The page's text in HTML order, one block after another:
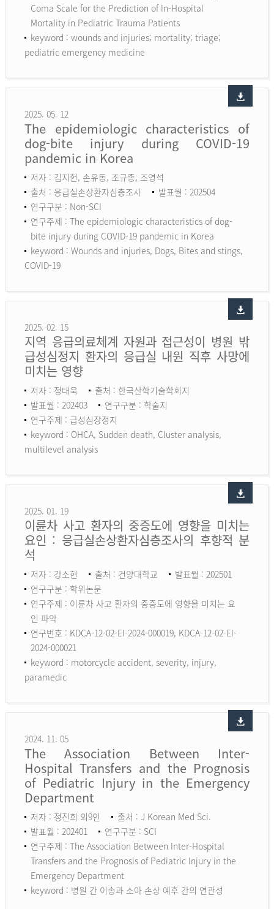
Coma Scale for the Prediction of In-Hospital
Mortality in Pediatric Trauma Patients
keyword : wounds and injuries; mortality; triage;
pediatric emergency medicine
2025. 05. 12
The epidemiologic characteristics of
dog-bite injury during COVID-19
pandemic in Korea
저자 : 김지헌, 손유동, 조규종, 조영석
출처 : 응급실손상환자심층조사
발표월 : 202504
연구구분 : Non-SCI
연구주제 : The epidemiologic characteristics of dog-
bite injury during COVID-19 pandemic in Korea
keyword : Wounds and injuries, Dogs, Bites and stings,
COVID-19
2025. 02. 15
지역 응급의료체계 자원과 접근성이 병원 밖
급성심정지 환자의 응급실 내원 직후 사망에
미치는 영향
저자 : 정태욱
출처 : 한국산학기술학회지
발표월 : 202403
연구구분 : 학술지
연구주제 : 급성심장정지
keyword : OHCA, Sudden death, Cluster analysis,
multilevel analysis
2025. 01. 19
이륜차 사고 환자의 중증도에 영향을 미치는
요인 : 응급실손상환자심층조사의 후향적 분
석
저자 : 강소현 출처 : 건양대학교
발표월 : 202501
연구구분 : 학위논문
연구주제 : 이륜차 사고 환자의 중증도에 영향을 미치는 요
인 파악
연구번호 : KDCA-12-02-EI-2024-000019, KDCA-12-02-EI-
2024-000021
keyword : motorcycle accident, severity, injury,
paramedic
2024. 11. 05
The Association Between Inter-
Hospital Transfers and the Prognosis
of Pediatric Injury in the Emergency
Department
저자 : 정진희 외9인
출처 : J Korean Med Sci.
발표월 : 202401
연구구분 : SCI
연구주제 : The Association Between Inter-Hospital
Transfers and the Prognosis of Pediatric Injury in the
Emergency Department
keyword : 병원 간 이송과 소아 손상 예후 간의 연관성